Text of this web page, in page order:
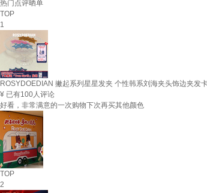
热门点评晒单
TOP
1
ROSYDOEDIAN 撇起系列星星发夹 个性韩系刘海夹头饰边夹发
¥ 已有100人评论
好看，非常满意的一次购物下次再买其他颜色
TOP
2